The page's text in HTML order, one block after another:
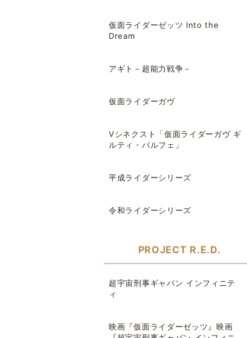
仮面ライダーゼッツ Into the
Dream
アギト－超能力戦争－
仮面ライダーガヴ
Vシネクスト「仮面ライダーガヴ ギ
ルティ・パルフェ」
平成ライダーシリーズ
令和ライダーシリーズ
PROJECT R.E.D.
超宇宙刑事ギャバン インフィニテ
ィ
映画『仮面ライダーゼッツ』映画